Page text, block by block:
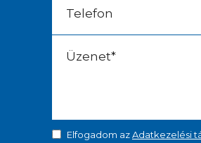
Elfogadom azAdatkezelési